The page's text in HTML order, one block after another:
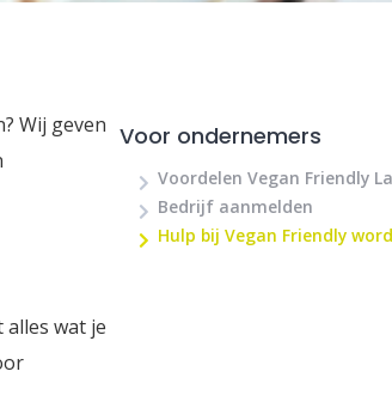
Wij geven
wat je
Voor ondernemers
Voordelen Vegan Friendly
Bedrijf aanmelden
Hulp bij Vegan Friendly